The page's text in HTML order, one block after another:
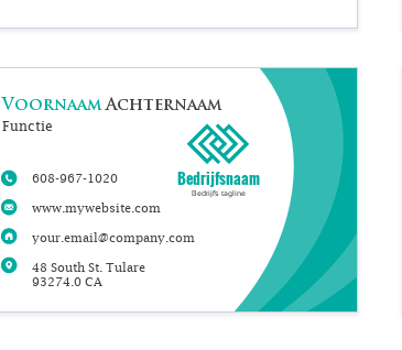
608-967-1020
www.mywebsite.com
your.email@company.com
48 South St. Tulare
93274.0 CA
Functie
VoornaamAchternaam
Bedrijfsnaam
Bedrijfs tagline